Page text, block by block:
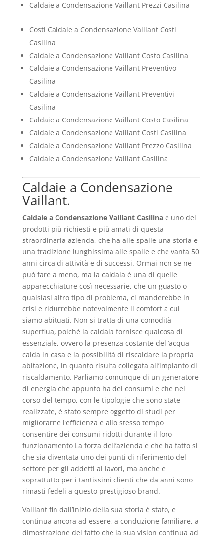
Caldaie a Condensazione Vaillant Prezzi Casilina
Costi Caldaie a Condensazione Vaillant Costi
Casilina
Caldaie a Condensazione Vaillant Costo Casilina
Caldaie a Condensazione Vaillant Preventivo
Casilina
Caldaie a Condensazione Vaillant Preventivi
Casilina
Caldaie a Condensazione Vaillant Costo Casilina
Caldaie a Condensazione Vaillant Costi Casilina
Caldaie a Condensazione Vaillant Prezzo Casilina
Caldaie a Condensazione Vaillant Casilina
Caldaie a Condensazione
Vaillant.
Caldaie a Condensazione Vaillant Casilinaè uno dei
prodotti più richiesti e più amati di questa
straordinaria azienda, che ha alle spalle una storia e
una tradizione lunghissima alle spalle e che vanta 50
anni circa di attività e di successi. Ormai non se ne
può fare a meno, ma la caldaia è una di quelle
apparecchiature così necessarie, che un guasto o
qualsiasi altro tipo di problema, ci manderebbe in
crisi e ridurrebbe notevolmente il comfort a cui
siamo abituati. Non si tratta di una comodità
superflua, poiché la caldaia fornisce qualcosa di
essenziale, ovvero la presenza costante dell’acqua
calda in casa e la possibilità di riscaldare la propria
abitazione, in quanto risulta collegata all’impianto di
riscaldamento. Parliamo comunque di un generatore
di energia che appunto ha dei consumi e che nel
corso del tempo, con le tipologie che sono state
realizzate, è stato sempre oggetto di studi per
migliorarne l’efficienza e allo stesso tempo
consentire dei consumi ridotti durante il loro
funzionamento La forza dell’azienda e che ha fatto si
che sia diventata uno dei punti di riferimento del
settore per gli addetti ai lavori, ma anche e
soprattutto per i tantissimi clienti che da anni sono
rimasti fedeli a questo prestigioso brand.
Vaillant fin dall’inizio della sua storia è stato, e
continua ancora ad essere, a conduzione familiare, a
dimostrazione del fatto che la sua vision continua ad